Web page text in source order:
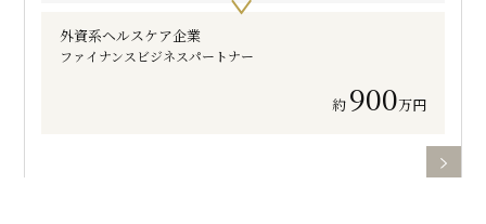
外資系ヘルスケア企業
ファイナンスビジネスパートナー
約 900万円